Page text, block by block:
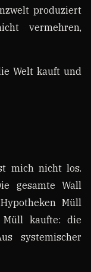
produziert
vermehren,
Welt kauft und
mich nicht los.
gesamte Wall
Müll
kaufte: die
systemischer